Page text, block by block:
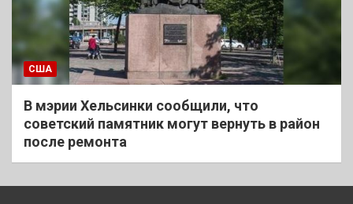
США
В мэрии Хельсинки сообщили, что
советский памятник могут вернуть в район
после ремонта